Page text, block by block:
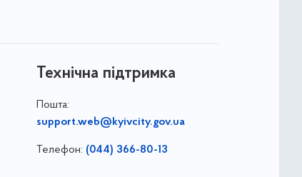
Технічна підтримка
Пошта:
support.web@kyivcity.gov.ua
Телефон: (044) 366-80-13